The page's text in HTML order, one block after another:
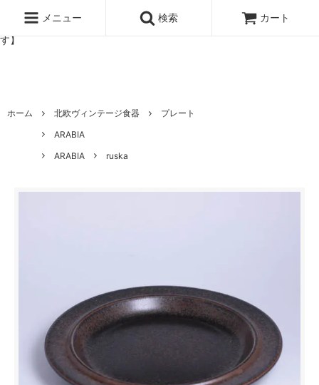
ッタのオンラインストア【アラビア,クイストゴーなどの北欧ヴィンテ
ージ食器,雅峰窯やソルテグラスジュエリーなどの作家の作品が並びま
す】
メニュー 検索 カート
ホーム 北欧ヴィンテージ食器
プレート
ARABIA
ARABIA
ruska